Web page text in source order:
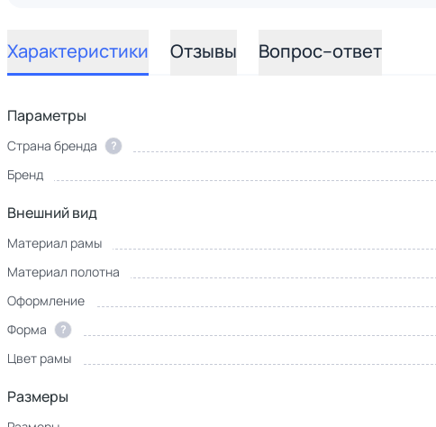
Характеристики Отзывы Вопрос–ответ
Параметры
Страна бренда ?
Бренд
Внешний вид
Материал рамы
Материал полотна
Оформление
Форма
?
Цвет рамы
Размеры